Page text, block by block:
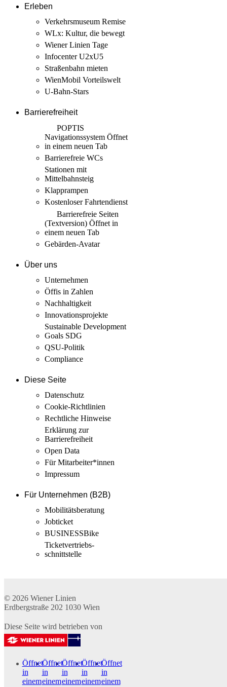
Erleben
Verkehrsmuseum Remise
WLx: Kultur, die bewegt
Wiener Linien Tage
Infocenter U2xU5
Straßenbahn mieten
WienMobil Vorteilswelt
U-Bahn-Stars
Barrierefreiheit
POPTIS
Navigationssystem Öffnet
in einem neuen Tab
Barrierefreie WCs
Stationen mit
Mittelbahnsteig
Klapprampen
Kostenloser Fahrtendienst
Barrierefreie Seiten
(Textversion) Öffnet in
einem neuen Tab
Gebärden-Avatar
Über uns
Unternehmen
Öffis in Zahlen
Nachhaltigkeit
Innovations­projekte
Sustainable Development
Goals SDG
QSU-Politik
Compliance
Diese Seite
Datenschutz
Cookie-Richtlinien
Rechtliche Hinweise
Erklärung zur
Barrierefreiheit
Open Data
Für Mitarbeiter­*innen
Impressum
Für Unternehmen (B2B)
Mobilitäts­beratung
Jobticket
BUSINESSBike
Ticketvertriebs­
schnittstelle
© 2026 Wiener Linien
Erdbergstraße 202 1030 Wien
Diese Seite wird betrieben von
Öffnet
in
einem
Öffnet
in
einem
Öffnet
in
einem
Öffnet
in
einem
Öffnet
in
einem